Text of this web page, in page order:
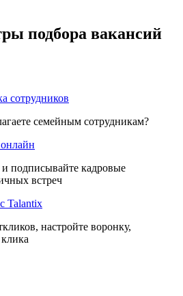
подбора вакансий
сотрудников
семейным сотрудникам?
подписывайте кадровые
встреч
Talantix
настройте воронку,